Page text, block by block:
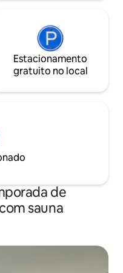
Estacionamento
gratuito no local
de
sauna